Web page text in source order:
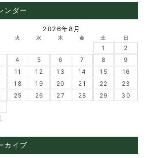
ンダー
2026年8月
火 水 木 金 土 日
1
2
4 5 6 7 8
9
11 12 13 14 15
16
18 19 20 21 22
23
25 26 27 28 29
30
カイブ